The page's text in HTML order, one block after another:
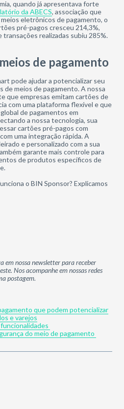
quando já apresentava forte
da ABECS, associação que
eletrônicos de pagamento, o
pré-pagos cresceu 214,3%,
realizadas subiu 285%.
de pagamento
pode ajudar a potencializar seu
de meios de pagamento. A nossa
que empresas emitam cartões de
com uma plataforma flexível e que
de pagamentos em
a nossa tecnologia, sua
cartões pré-pagos com
uma integração rápida. A
e personalizado com a sua
garante mais controle para
de produtos específicos de
o BIN Sponsor? Explicamos
em nossa newsletter para receber
Nos acompanhe em nossas redes
postagem.
que podem potencializar
e varejos
do meio de pagamento